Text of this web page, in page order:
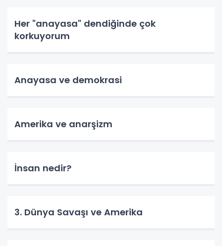
Her "anayasa" dendiğinde çok
korkuyorum
Anayasa ve demokrasi
Amerika ve anarşizm
İnsan nedir?
3. Dünya Savaşı ve Amerika